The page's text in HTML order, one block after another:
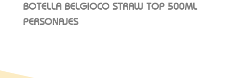
BOTELLA BELGIOCO STRAW TOP 500ML
PERSONAJES